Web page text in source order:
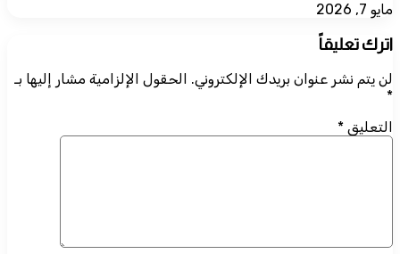
مايو 7, 2026
اترك تعليقاً
لن يتم نشر عنوان بريدك الإلكتروني. الحقول الإلزامية مشار إليها بـ
*
التعليق *